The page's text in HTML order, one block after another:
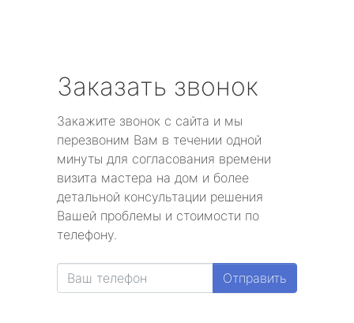
Заказать звонок
Закажите звонок с сайта и мы
перезвоним Вам в течении одной
минуты для согласования времени
визита мастера на дом и более
детальной консультации решения
Вашей проблемы и стоимости по
телефону.
Отправить